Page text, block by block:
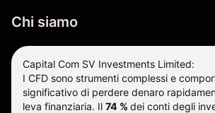
Chi siamo
Capital Com SV Investments Limited:
I CFD sono strumenti complessi e
significativo di perdere denaro
leva finanziaria. Il 74 % dei conti degli